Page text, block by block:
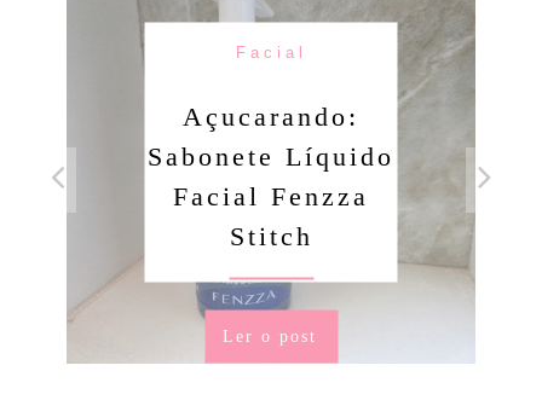
Facial
Açucarando:
Sabonete Líquido
Facial Fenzza
Stitch
Ler o post